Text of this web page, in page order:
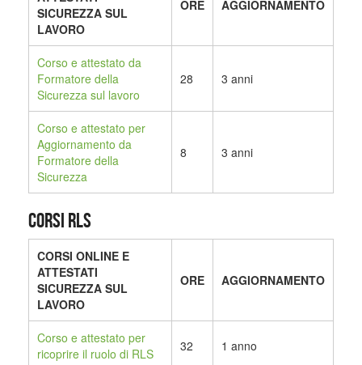
SICUREZZA SUL
LAVORO
ORE AGGIORNAMENTO
Corso e attestato da
Formatore della
Sicurezza sul lavoro
28 3 anni
Corso e attestato per
Aggiornamento da
Formatore della
Sicurezza
8 3 anni
CORSI RLS
CORSI ONLINE E
ATTESTATI
SICUREZZA SUL
LAVORO
ORE AGGIORNAMENTO
Corso e attestato per
ricoprire il ruolo di RLS
32 1 anno